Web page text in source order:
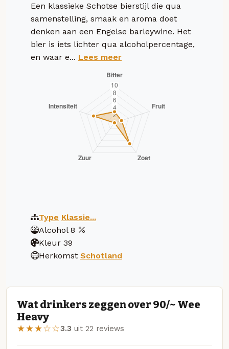
Een klassieke Schotse bierstijl die qua
samenstelling, smaak en aroma doet
denken aan een Engelse barleywine. Het
bier is iets lichter qua alcoholpercentage,
en waar e... Lees meer
Type Klassie...
Alcohol 8
Kleur 39
Herkomst Schotland
Wat drinkers zeggen over 90/~ Wee
Heavy
★★★☆☆3.3 uit 22 reviews